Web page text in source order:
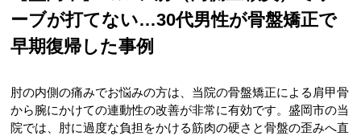
ーブが打てない…30代男性が骨盤矯正で
早期復帰した事例
肘の内側の痛みでお悩みの方は、当院の骨盤矯正による肩甲骨
から腕にかけての連動性の改善が非常に有効です。盛岡市の当
院では、肘に過度な負担をかける筋肉の硬さと骨盤の歪みへ直